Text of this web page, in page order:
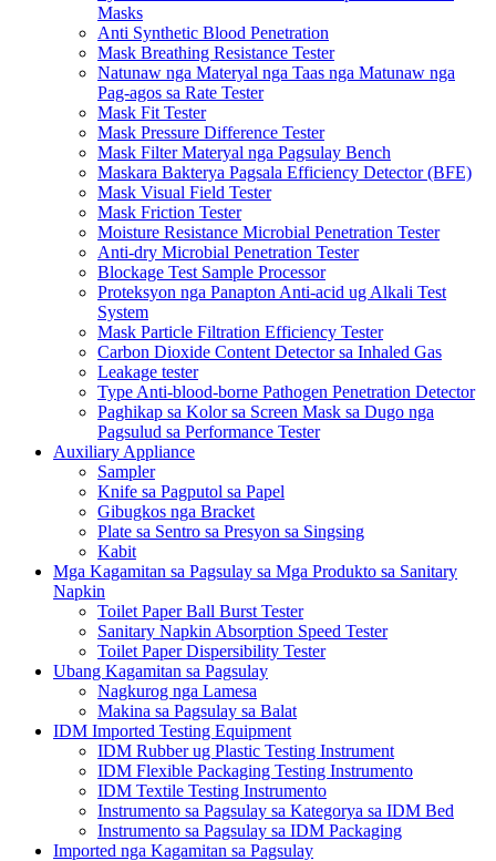
Masks
Anti Synthetic Blood Penetration
Mask Breathing Resistance Tester
Natunaw nga Materyal nga Taas nga Matunaw nga
Pag-agos sa Rate Tester
Mask Fit Tester
Mask Pressure Difference Tester
Mask Filter Materyal nga Pagsulay Bench
Maskara Bakterya Pagsala Efficiency Detector (BFE)
Mask Visual Field Tester
Mask Friction Tester
Moisture Resistance Microbial Penetration Tester
Anti-dry Microbial Penetration Tester
Blockage Test Sample Processor
Proteksyon nga Panapton Anti-acid ug Alkali Test
System
Mask Particle Filtration Efficiency Tester
Carbon Dioxide Content Detector sa Inhaled Gas
Leakage tester
Type Anti-blood-borne Pathogen Penetration Detector
Paghikap sa Kolor sa Screen Mask sa Dugo nga
Pagsulud sa Performance Tester
Auxiliary Appliance
Sampler
Knife sa Pagputol sa Papel
Gibugkos nga Bracket
Plate sa Sentro sa Presyon sa Singsing
Kabit
Mga Kagamitan sa Pagsulay sa Mga Produkto sa Sanitary
Napkin
Toilet Paper Ball Burst Tester
Sanitary Napkin Absorption Speed ​​Tester
Toilet Paper Dispersibility Tester
Ubang Kagamitan sa Pagsulay
Nagkurog nga Lamesa
Makina sa Pagsulay sa Balat
IDM Imported Testing Equipment
IDM Rubber ug Plastic Testing Instrument
IDM Flexible Packaging Testing Instrumento
IDM Textile Testing Instrumento
Instrumento sa Pagsulay sa Kategorya sa IDM Bed
Instrumento sa Pagsulay sa IDM Packaging
Imported nga Kagamitan sa Pagsulay